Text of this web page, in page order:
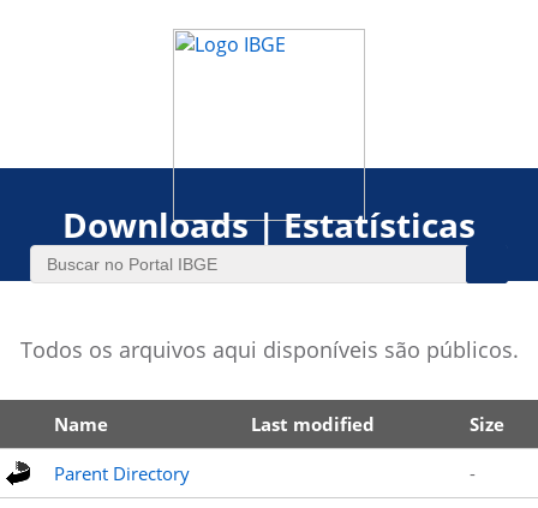
Downloads | Estatísticas
Todos os arquivos aqui disponíveis são públicos.
Name Last modified Size
Parent Directory -